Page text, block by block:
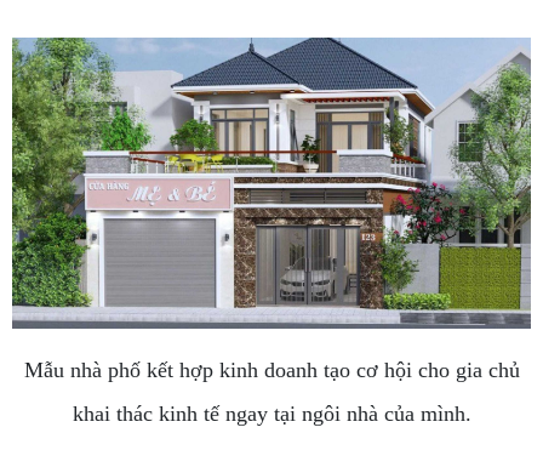
Mẫu nhà phố kết hợp kinh doanh tạo cơ hội cho gia chủ
khai thác kinh tế ngay tại ngôi nhà của mình.